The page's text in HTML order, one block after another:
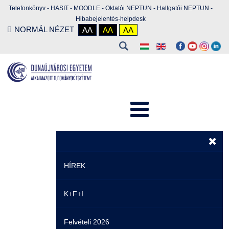
Telefonkönyv - HASIT - MOODLE - Oktatói NEPTUN - Hallgatói NEPTUN -
Hibabejelentés-helpdesk
NORMÁL NÉZET AA AA AA
HÍREK
Hírek
Események
K+F+I
Felvételi 2026